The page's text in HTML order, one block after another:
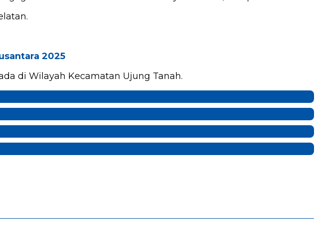
2025
di Wilayah Kecamatan Ujung Tanah.